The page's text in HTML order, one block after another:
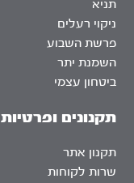
תניא
ניקוי רעלים
פרשת השבוע
השמנת יתר
ביטחון עצמי
תקנונים ופרטיות
תקנון אתר
שרות לקוחות